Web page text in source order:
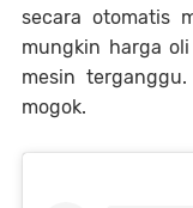
secara otomatis
mungkin harga
mesin
mogok.